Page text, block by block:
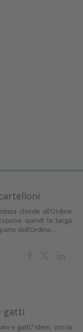
chiede all’Ordine
quindi la targa
dell’Ordine...
gatti
e gatti? Idem, con la